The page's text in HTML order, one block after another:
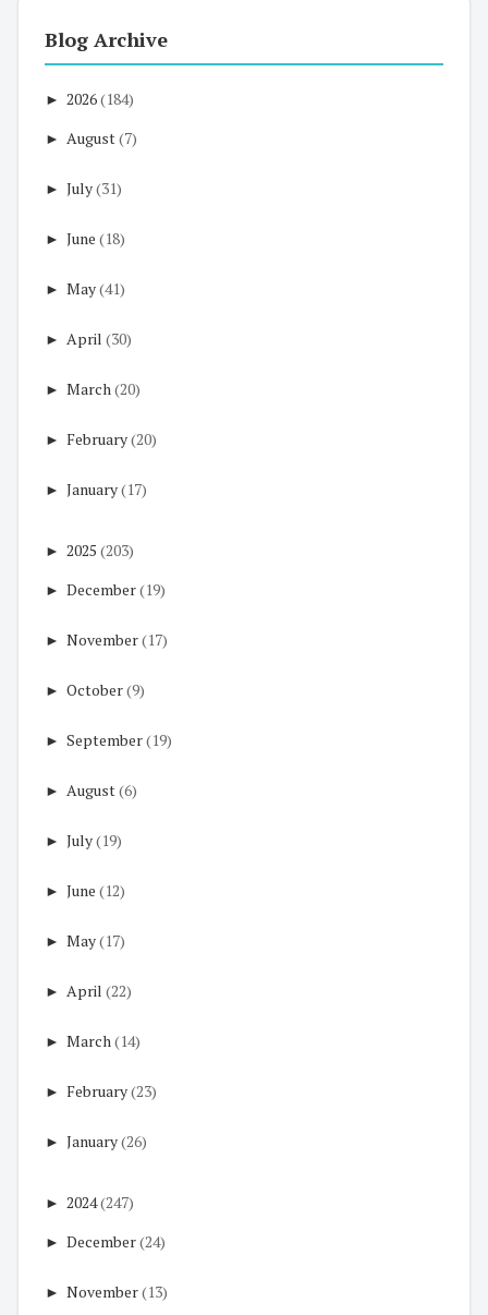
Blog Archive
► 2026(184)
► August(7)
► July(31)
► June (18)
► May(41)
► April (30)
► March (20)
► February(20)
► January(17)
► 2025 (203)
► December(19)
► November(17)
► October(9)
► September(19)
► August(6)
► July(19)
► June (12)
► May(17)
► April (22)
► March (14)
► February(23)
► January(26)
► 2024(247)
► December(24)
► November(13)